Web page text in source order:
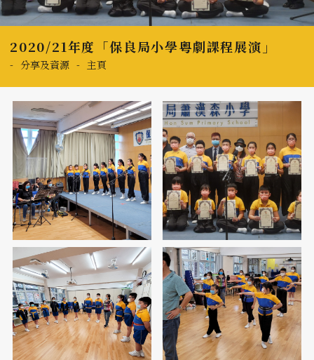
2020/21年度「保良局小學粵劇課程展演」
- 分享及資源 - 主頁